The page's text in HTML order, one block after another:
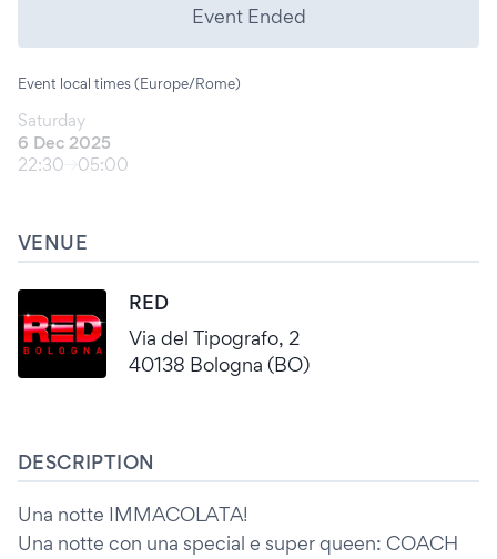
Event Ended
Event local times (Europe/Rome)
Saturday
6 Dec 2025
22:30
05:00
VENUE
RED
Via del Tipografo, 2
40138 Bologna (BO)
DESCRIPTION
Una notte IMMACOLATA!
Una notte con una special e super queen: COACH